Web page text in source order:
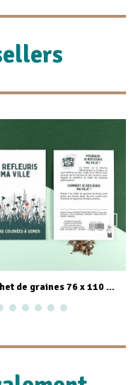
Aperçu rapide Sachet de graines 76 x 110 mm Je refleuris ma ville - Semer pour agir